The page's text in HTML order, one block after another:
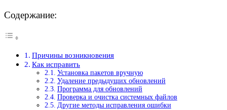
Содержание:
Причины возникновения
Как исправить
Установка пакетов вручную
Удаление предыдущих обновлений
Программа для обновлений
Проверка и очистка системных файлов
Другие методы исправления ошибки